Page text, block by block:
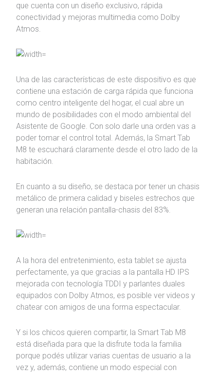
que cuenta con un diseño exclusivo, rápida
conectividad y mejoras multimedia como Dolby
Atmos.
Una de las características de este dispositivo es que
contiene una estación de carga rápida que funciona
como centro inteligente del hogar, el cual abre un
mundo de posibilidades con el modo ambiental del
Asistente de Google. Con solo darle una orden vas a
poder tomar el control total. Además, la Smart Tab
M8 te escuchará claramente desde el otro lado de la
habitación.
En cuanto a su diseño, se destaca por tener un chasis
metálico de primera calidad y biseles estrechos que
generan una relación pantalla-chasis del 83%.
A la hora del entretenimiento, esta tablet se ajusta
perfectamente, ya que gracias a la pantalla HD IPS
mejorada con tecnología TDDI y parlantes duales
equipados con Dolby Atmos, es posible ver videos y
chatear con amigos de una forma espectacular.
Y si los chicos quieren compartir, la Smart Tab M8
está diseñada para que la disfrute toda la familia
porque podés utilizar varias cuentas de usuario a la
vez y, además, contiene un modo especial con